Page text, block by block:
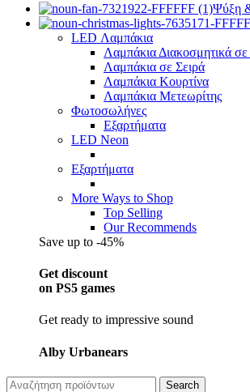
Ψύξη
LED Λαμπάκια
Λαμπάκια Διακοσμητικά σε
Λαμπάκια σε Σειρά
Λαμπάκια Κουρτίνα
Λαμπάκια Μετεωρίτης
Φωτοσωλήνες
Εξαρτήματα
LED Neon
Εξαρτήματα
More Ways to Shop
Top Selling
Our Recommends
Save up to -45%
Get discount
on PS5 games
Get ready to impressive sound
Alby Urbanears
Search